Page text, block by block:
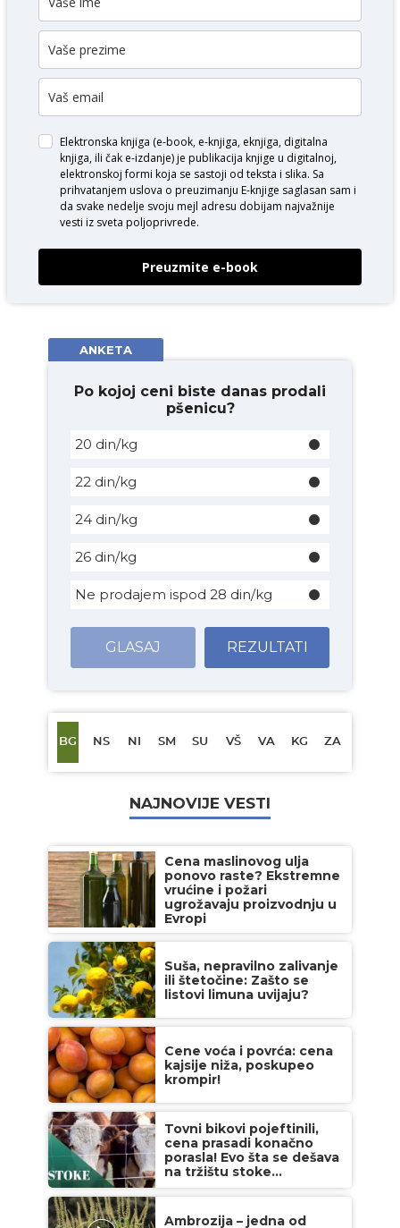
Elektronska knjiga (e-book, e-knjiga, eknjiga, digitalna
knjiga, ili čak e-izdanje) je publikacija knjige u digitalnoj,
elektronskoj formi koja se sastoji od teksta i slika. Sa
prihvatanjem uslova o preuzimanju E-knjige saglasan sam i
da svake nedelje svoju mejl adresu dobijam najvažnije
vesti iz sveta poljoprivrede.
Preuzmite e-book
ANKETA
Po kojoj ceni biste danas prodali
pšenicu?
20 din/kg
22 din/kg
24 din/kg
26 din/kg
Ne prodajem ispod 28 din/kg
GLASAJ REZULTATI
BG NS NI SM SU VŠ VA KG ZA
NAJNOVIJE VESTI
Cena maslinovog ulja
ponovo raste? Ekstremne
vrućine i požari
ugrožavaju proizvodnju u
Evropi
Suša, nepravilno zalivanje
ili štetočine: Zašto se
listovi limuna uvijaju?
Cene voća i povrća: cena
kajsije niža, poskupeo
krompir!
Tovni bikovi pojeftinili,
cena prasadi konačno
porasla! Evo šta se dešava
na tržištu stoke...
Ambrozija – jedna od